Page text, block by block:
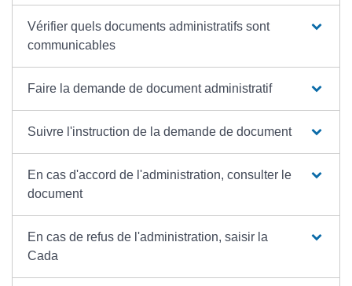
Vérifier quels documents administratifs sont
communicables
Faire la demande de document administratif
Suivre l'instruction de la demande de document
En cas d'accord de l'administration, consulter le
document
En cas de refus de l'administration, saisir la
Cada